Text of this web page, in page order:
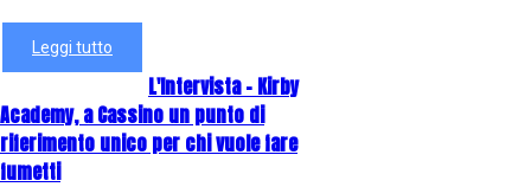
Leggi tutto
L'Intervista - Kirby
Academy, a Cassino un punto di
riferimento unico per chi vuole fare
fumetti